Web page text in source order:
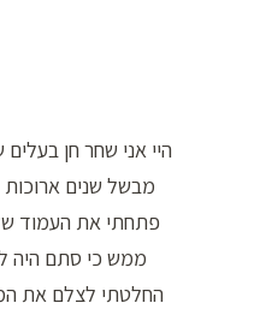
היי אני שחר חן
מבשל שנים ארוכות
פתחתי את העמוד
ממש כי סתם היה
החלטתי לצלם את